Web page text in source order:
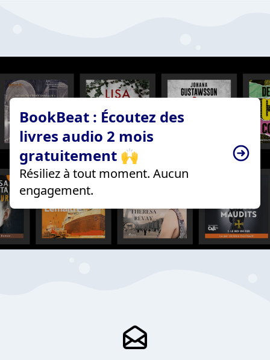
BookBeat : Écoutez des
livres audio 2 mois
gratuitement 🙌
Résiliez à tout moment. Aucun
engagement.